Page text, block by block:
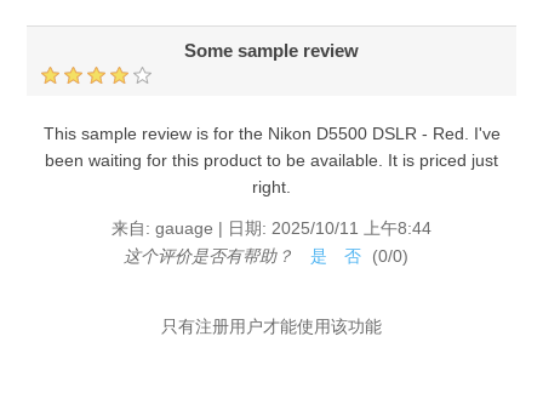
Some sample review
This sample review is for the Nikon D5500 DSLR - Red. I've
been waiting for this product to be available. It is priced just
right.
来自: gauage | 日期: 2025/10/11 上午8:44
这个评价是否有帮助？
是 否 (0/0)
只有注册用户才能使用该功能